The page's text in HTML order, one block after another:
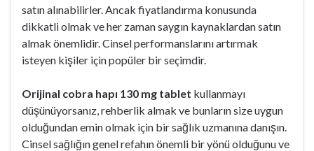
satın alınabilirler. Ancak fiyatlandırma konusunda
dikkatli olmak ve her zaman saygın kaynaklardan satın
almak önemlidir. Cinsel performanslarını artırmak
isteyen kişiler için popüler bir seçimdir.
Orijinal cobra hapı 130 mg tablet kullanmayı
düşünüyorsanız, rehberlik almak ve bunların size uygun
olduğundan emin olmak için bir sağlık uzmanına danışın.
Cinsel sağlığın genel refahın önemli bir yönü olduğunu ve